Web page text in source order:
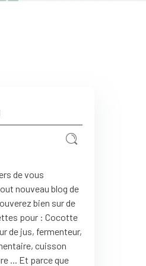
de vous
nouveau blog de
bien sur de
pour : Cocotte
de jus, fermenteur,
cuisson
... Et parce que